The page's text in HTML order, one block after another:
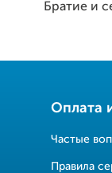
Братие и
Оплата
Частые
Правила